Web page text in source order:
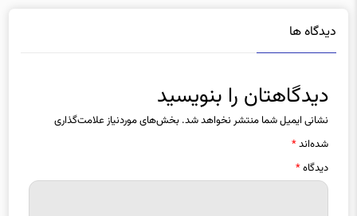
دیدگاه ها
دیدگاهتان را بنویسید
نشانی ایمیل شما منتشر نخواهد شد. بخش‌های موردنیاز علامت‌گذاری
شده‌اند*
دیدگاه*